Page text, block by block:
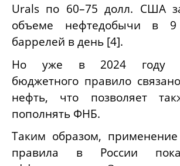
Urals по 60–75 долл. США
объеме нефтедобычи в
баррелей в день [4].
Но уже в 2024 году
бюджетного правило
нефть, что позволяет
пополнять ФНБ.
Таким образом,
правила в России